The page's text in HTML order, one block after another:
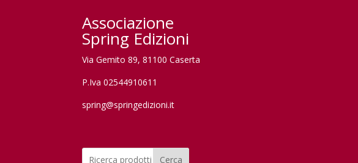
Associazione
Spring Edizioni
Via Gemito 89, 81100 Caserta
P.Iva 02544910611
spring@springedizioni.it
Cerca